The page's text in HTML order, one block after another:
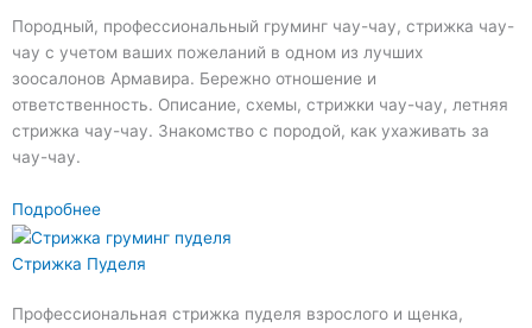
Породный, профессиональный груминг чау-чау, стрижка чау-
чау с учетом ваших пожеланий в одном из лучших
зоосалонов Армавира. Бережно отношение и
ответственность. Описание, схемы, стрижки чау-чау, летняя
стрижка чау-чау. Знакомство с породой, как ухаживать за
чау-чау.
Подробнее
Стрижка Пуделя
Профессиональная стрижка пуделя взрослого и щенка,